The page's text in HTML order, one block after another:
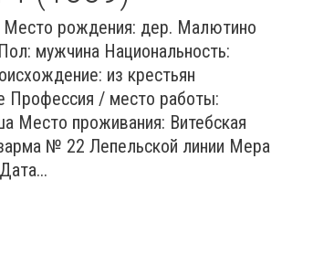
Место рождения: дер. Малютино
мужчина Национальность:
из крестьян
Профессия / место работы:
Место проживания: Витебская
№ 22 Лепельской линии Мера